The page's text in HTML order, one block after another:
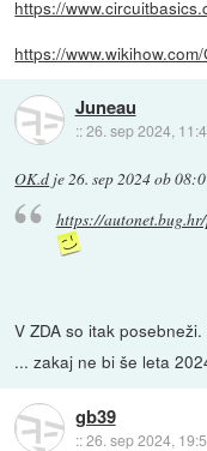
https://
https://
Juneau
::26. sep 2024,
OK.d je26. sep 2024 ob
https://
V ZDA so itak
... zakaj ne bi še leta
gb39
::26. sep 2024,